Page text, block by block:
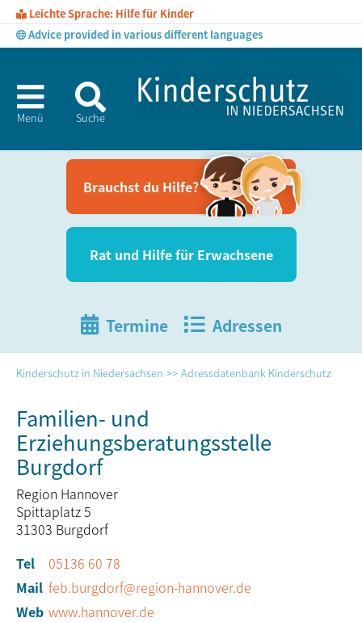
Leichte Sprache: Hilfe für Kinder
Advice provided in various different languages
Menü Suche
Brauchst du Hil­fe?
Rat und Hil­fe für Erwachsene
Termine Adressen
Kinderschutz in Niedersachsen Adressdatenbank Kinderschutz
Familien- und
Erziehungsberatungsstelle
Burgdorf
Region Hannover
Spittaplatz 5
31303 Burgdorf
Tel
05136 60 78
Mail feb.burgdorf@region-hannover.de
Web www.hannover.de